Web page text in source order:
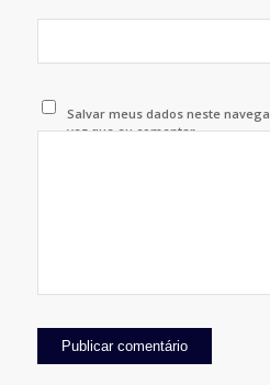
Salvar meus dados neste
vez que eu comentar.